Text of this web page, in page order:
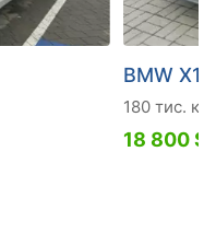
BMW X1,
180 тис. км
18 800 $